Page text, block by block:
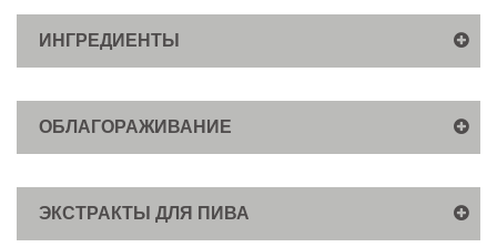
ИНГРЕДИЕНТЫ
ОБЛАГОРАЖИВАНИЕ
ЭКСТРАКТЫ ДЛЯ ПИВА